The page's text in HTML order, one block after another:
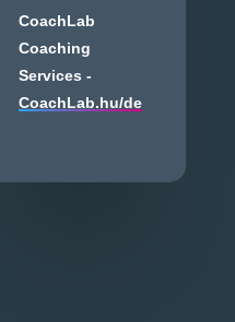
CoachLab
Coaching
Services -
CoachLab.hu/de